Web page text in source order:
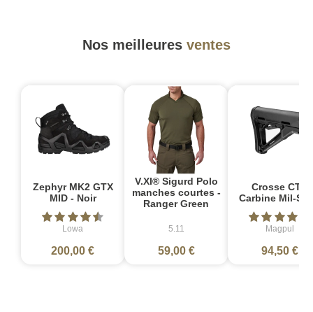
Nos meilleures ventes
Zephyr MK2 GTX
MID - Noir
Lowa
200,00 €
V.XI® Sigurd Polo
manches courtes -
Ranger Green
5.11
59,00 €
Crosse CTR
Carbine Mil-
Magpul
94,50 €